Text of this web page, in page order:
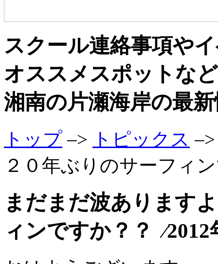
スクール連絡事項や
オススメスポットなど
湘南の片瀬海岸の最
トップ –> トピックス
２０年ぶりのサーフィ
まだまだ波あります
ィンですか？？ ⁄2012